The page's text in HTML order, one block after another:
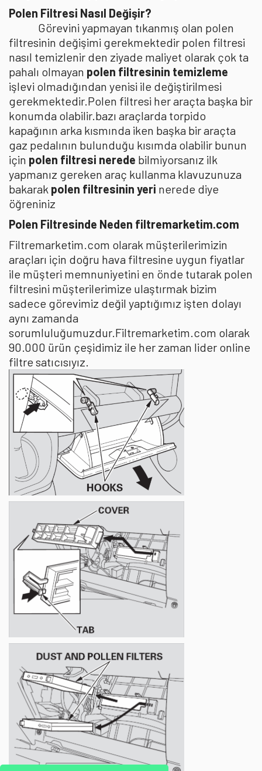
Polen Filtresi Nasıl Değişir?
Görevini yapmayan tıkanmış olan polen
filtresinin değişimi gerekmektedir polen filtresi
nasıl temizlenir den ziyade maliyet olarak çok ta
pahalı olmayan polen filtresinin temizleme
işlevi olmadığından yenisi ile değiştirilmesi
gerekmektedir.Polen filtresi her araçta başka bir
konumda olabilir.bazı araçlarda torpido
kapağının arka kısmında iken başka bir araçta
gaz pedalının bulunduğu kısımda olabilir bunun
için polen filtresi nerede bilmiyorsanız ilk
yapmanız gereken araç kullanma klavuzunuza
bakarak polen filtresinin yeri nerede diye
öğreniniz
Polen Filtresinde Neden filtremarketim.com
Filtremarketim.com olarak müşterilerimizin
araçları için doğru hava filtresine uygun fiyatlar
ile müşteri memnuniyetini en önde tutarak polen
filtresini müşterilerimize ulaştırmak bizim
sadece görevimiz değil yaptığımız işten dolayı
aynı zamanda
sorumluluğumuzdur.Filtremarketim.com olarak
90.000 ürün çeşidimiz ile her zaman lider online
filtre satıcısıyız.